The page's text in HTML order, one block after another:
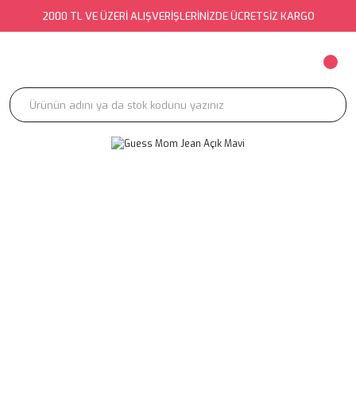
2000 TL VE ÜZERİ ALIŞVERİŞLERİNİZDE ÜCRETSİZ KARGO